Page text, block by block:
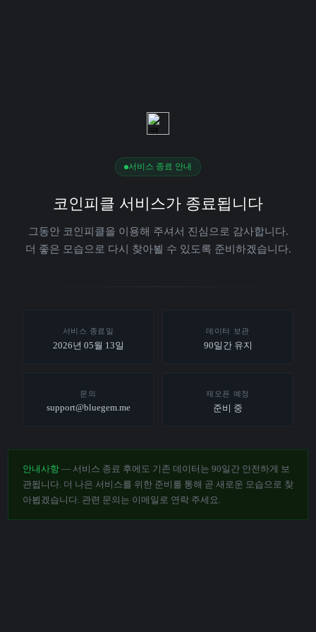
서비스 종료 안내
코인피클 서비스가 종료됩니다
그동안 코인피클을 이용해 주셔서 진심으로 감사합니다.
더 좋은 모습으로 다시 찾아뵐 수 있도록 준비하겠습니다.
서비스 종료일
2026년 05월 13일
데이터 보관
90일간 유지
문의
support@bluegem.me
재오픈 예정
준비 중
안내사항 — 서비스 종료 후에도 기존 데이터는 90일간 안전하게 보
관됩니다. 더 나은 서비스를 위한 준비를 통해 곧 새로운 모습으로 찾
아뵙겠습니다. 관련 문의는 이메일로 연락 주세요.